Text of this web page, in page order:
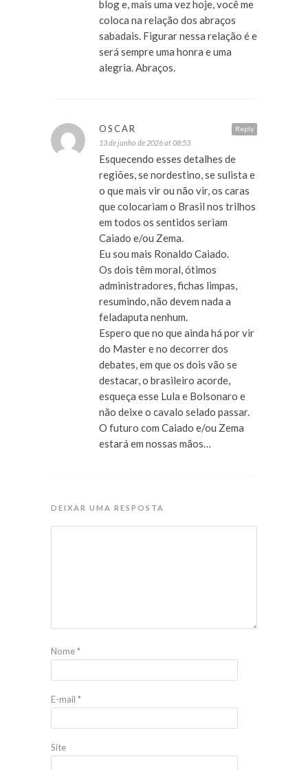
blog e, mais uma vez hoje, você me
coloca na relação dos abraços
sabadais. Figurar nessa relação é e
será sempre uma honra e uma
alegria. Abraços.
Reply
OSCAR
13 de junho de 2026 at 08:53
Esquecendo esses detalhes de
regiões, se nordestino, se sulista e
o que mais vir ou não vir, os caras
que colocariam o Brasil nos trilhos
em todos os sentidos seriam
Caiado e/ou Zema.
Eu sou mais Ronaldo Caiado.
Os dois têm moral, ótimos
administradores, fichas limpas,
resumindo, não devem nada a
feladaputa nenhum.
Espero que no que ainda há por vir
do Master e no decorrer dos
debates, em que os dois vão se
destacar, o brasileiro acorde,
esqueça esse Lula e Bolsonaro e
não deixe o cavalo selado passar.
O futuro com Caiado e/ou Zema
estará em nossas mãos…
DEIXAR UMA RESPOSTA
Nome*
E-mail *
Site